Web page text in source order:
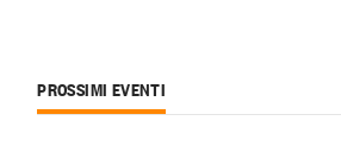
PROSSIMI EVENTI